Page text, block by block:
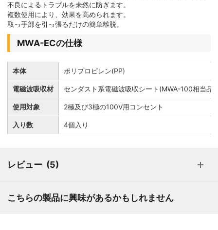
不良によるトラブルを未然に防ぎます。
複数使用により、効果を高められます。
取っ手部を引っ張るだけの簡単離脱。
MWA-ECの仕様
本体 ポリプロピレン(PP)
電磁波吸収材 センダスト系電磁波吸収シート(MWA-100相当品
使用対象 2極及び3極の100V用コンセント
入り数 4個入り
レビュー 5
こちらの製品に興味があるかもしれません